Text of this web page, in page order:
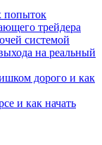
попыток
трейдера
системой
на реальный
дорого и как
и как начать